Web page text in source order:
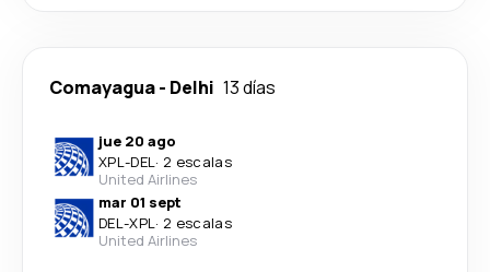
Comayagua- Delhi 13 días
jue 20 ago
XPL-DEL· 2 escalas
United Airlines
mar 01 sept
DEL-XPL· 2 escalas
United Airlines